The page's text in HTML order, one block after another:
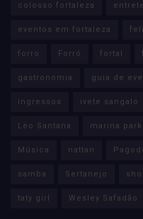
colosso fortaleza
eventos em fortaleza
forro Forró fortal
gastronomia guia de
ingressos ivete sangalo
Léo Santana marina park
Música nattan
samba Sertanejo
taty girl Wesley Safadão